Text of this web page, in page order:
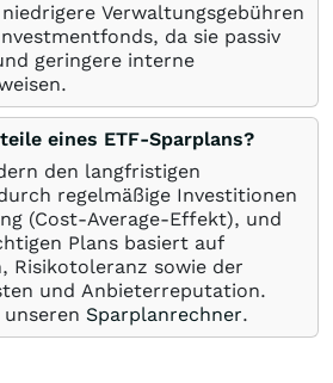
Verwaltungsgebühren
da sie passiv
geringere interne
eines ETF-Sparplans?
den langfristigen
regelmäßige Investitionen
(Cost-Average-Effekt), und
Plans basiert auf
Risikotoleranz sowie der
und Anbieterreputation.
Sparplanrechner.